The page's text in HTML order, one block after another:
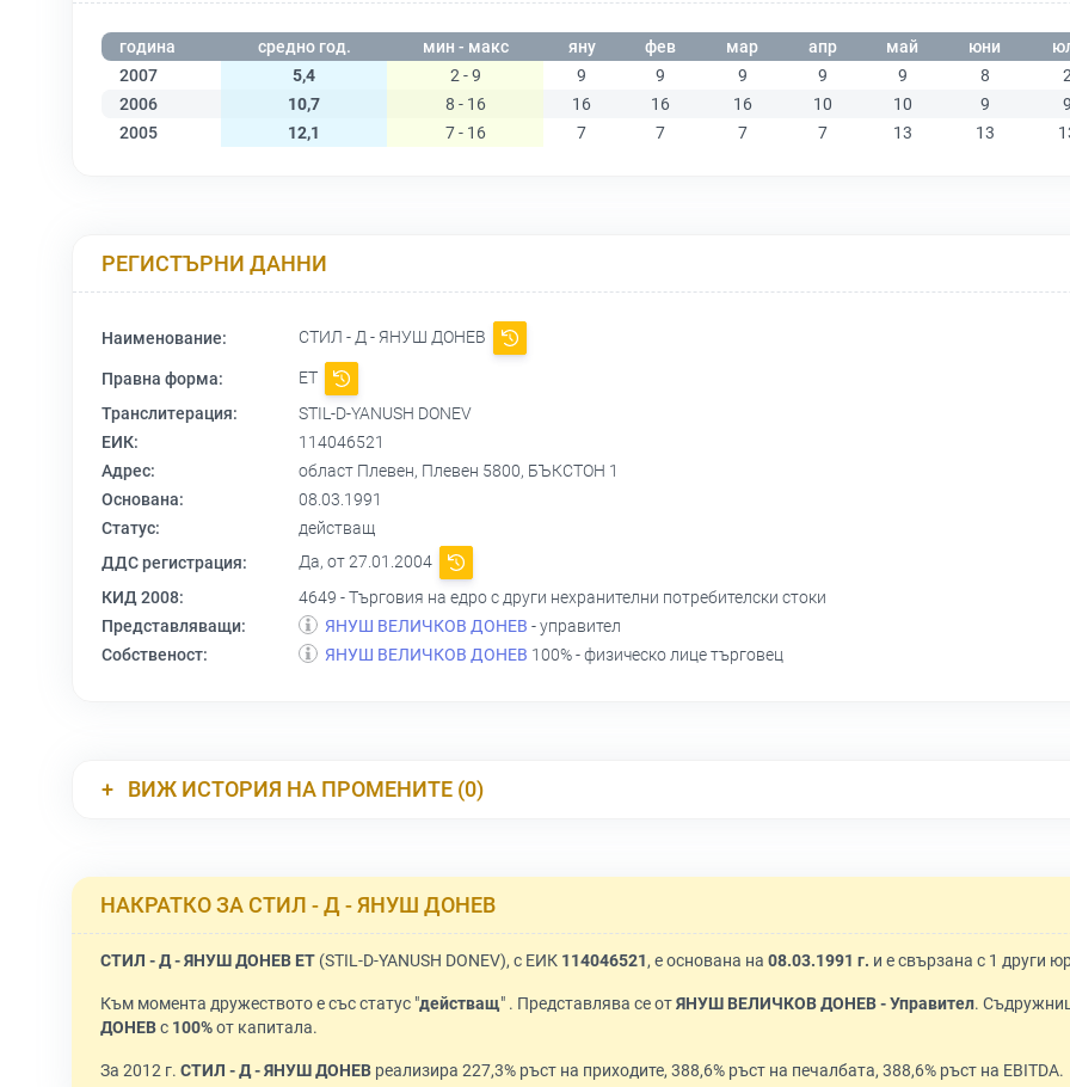
година средно год. мин - макс яну фев мар апр май юни
2007
5,4 2 - 9 9 9 9 9 9 8
2006
10,7 8 - 16 16 16 16 10 10 9
2005
12,1 7 - 16 7 7 7 7 13 13
РЕГИСТЪРНИ ДАННИ
Наименование: СТИЛ - Д - ЯНУШ ДОНЕВ
Правна форма:
ЕТ
Транслитерация:
STIL-D-YANUSH DONEV
ЕИК:
114046521
Адрес:
област Плевен, Плевен 5800, БЪКСТОН 1
Основана:
08.03.1991
Статус:
действащ
ДДС регистрация:
Да, от 27.01.2004
КИД 2008:
4649 - Търговия на едро с други нехранителни потребителски стоки
Представляващи:
ЯНУШ ВЕЛИЧКОВ ДОНЕВ - управител
Собственост:
ЯНУШ ВЕЛИЧКОВ ДОНЕВ 100% - физическо лице търговец
ВИЖ ИСТОРИЯ НА ПРОМЕНИТЕ (0)
НАКРАТКО ЗА СТИЛ - Д - ЯНУШ ДОНЕВ
СТИЛ - Д - ЯНУШ ДОНЕВ ЕТ (STIL-D-YANUSH DONEV), с ЕИК 114046521, е основана на 08.03.1991 г. и е свързана с 1 други
Към момента дружеството е със статус "действащ" . Представлява се отЯНУШ ВЕЛИЧКОВ ДОНЕВ - Управител.
ДОНЕВс 100%от капитала.
За 2012 г. СТИЛ - Д - ЯНУШ ДОНЕВ реализира 227,3% ръст на приходите, 388,6% ръст на печалбата, 388,6% ръст на EBITDA.